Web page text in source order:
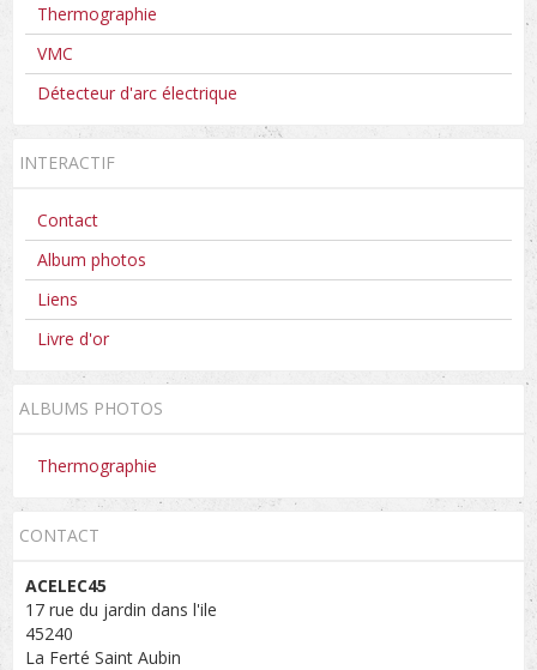
Thermographie
VMC
Détecteur d'arc électrique
INTERACTIF
Contact
Album photos
Liens
Livre d'or
ALBUMS PHOTOS
Thermographie
CONTACT
ACELEC45
17 rue du jardin dans l'ile
45240
La Ferté Saint Aubin